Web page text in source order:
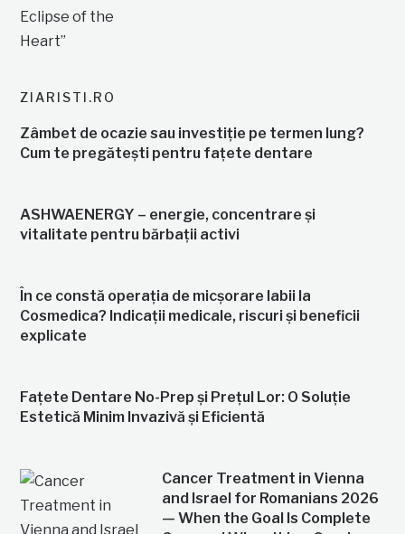
ZIARISTI.RO
Zâmbet de ocazie sau investiție pe termen lung?
Cum te pregătești pentru fațete dentare
ASHWAENERGY – energie, concentrare și
vitalitate pentru bărbații activi
În ce constă operația de micșorare labii la
Cosmedica? Indicații medicale, riscuri și beneficii
explicate
Fațete Dentare No-Prep și Prețul Lor: O Soluție
Estetică Minim Invazivă și Eficientă
Cancer Treatment in Vienna
and Israel for Romanians 2026
— When the Goal Is Complete